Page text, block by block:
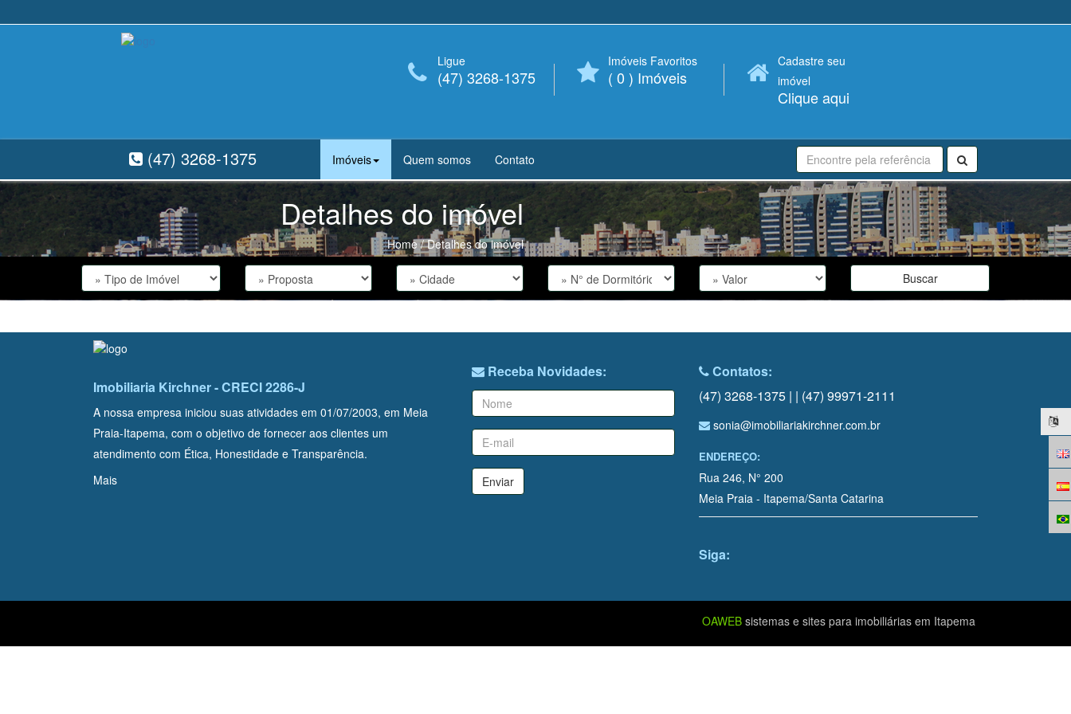
Ligue
(47) 3268-1375
Imóveis Favoritos
( 0 ) Imóveis
Cadastre seu
imóvel
Clique aqui
(47) 3268-1375 Imóveis Quem somos Contato
Detalhes do imóvel
Home/ Detalhes do imóvel
Buscar
Imobiliaria Kirchner - CRECI 2286-J
A nossa empresa iniciou suas atividades em 01/07/2003, em Meia
Praia-Itapema, com o objetivo de fornecer aos clientes um
atendimento com Ética, Honestidade e Transparência.
Mais
Receba Novidades:
Enviar
Contatos:
(47) 3268-1375 | | (47) 99971-2111
sonia@imobiliariakirchner.com.br
ENDEREÇO:
Rua 246, N° 200
Meia Praia - Itapema/Santa Catarina
Siga:
OAWEB sistemas e sites para imobiliárias em Itapema